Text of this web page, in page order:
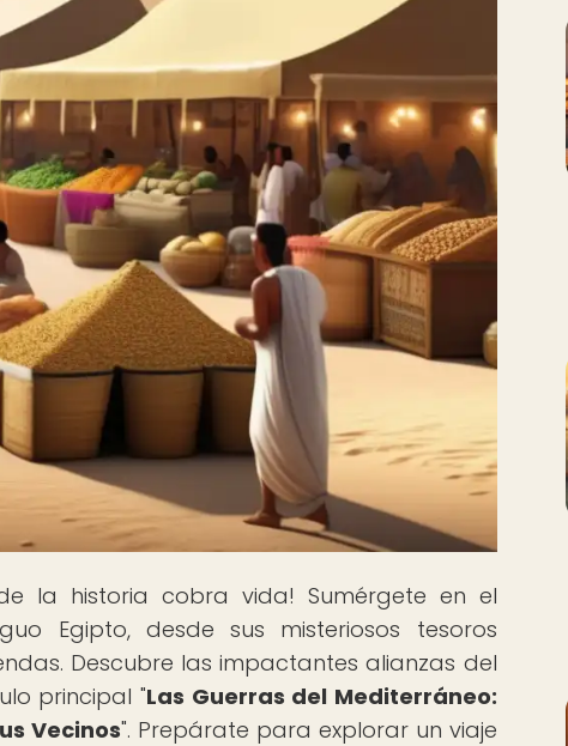
la historia cobra vida! Sumérgete en el
Egipto, desde sus misteriosos tesoros
Descubre las impactantes alianzas del
principal "Las Guerras del Mediterráneo:
Vecinos". Prepárate para explorar un viaje